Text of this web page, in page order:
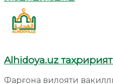
Alhidoya.uz
Фарғона вилояти